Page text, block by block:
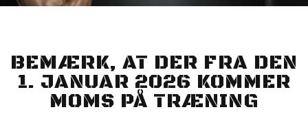
BEMÆRK, AT DER FRA DEN
1. JANUAR 2026 KOMMER
MOMS PÅ TRÆNING